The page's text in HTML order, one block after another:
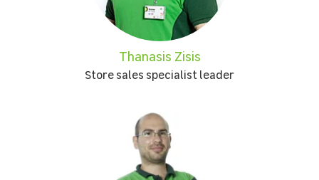
Thanasis Zisis
Store sales specialist leader